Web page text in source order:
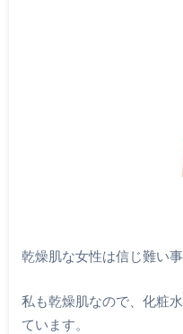
乾燥肌な女性は信じ難い
私も乾燥肌なので、化粧
ています。